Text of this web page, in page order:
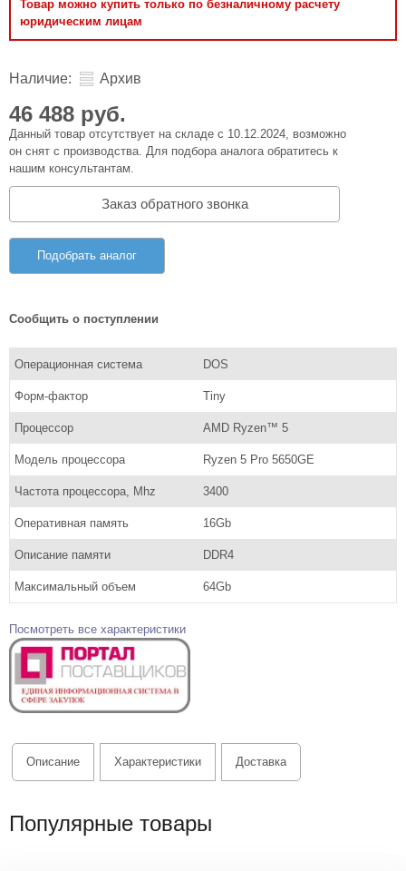
Товар можно купить только по безналичному расчету
юридическим лицам
Наличие: Архив
46 488 руб.
Данный товар отсутствует на складе с 10.12.2024, возможно
он снят с производства. Для подбора аналога обратитесь к
нашим консультантам.
Заказ обратного звонка
Подобрать аналог
Сообщить о поступлении
Операционная система DOS
Форм-фактор Tiny
Процессор AMD Ryzen™ 5
Модель процессора Ryzen 5 Pro 5650GE
Частота процессора, Mhz 3400
Оперативная память 16Gb
Описание памяти DDR4
Максимальный объем 64Gb
Посмотреть все характеристики
Описание Характеристики Доставка
Популярные товары